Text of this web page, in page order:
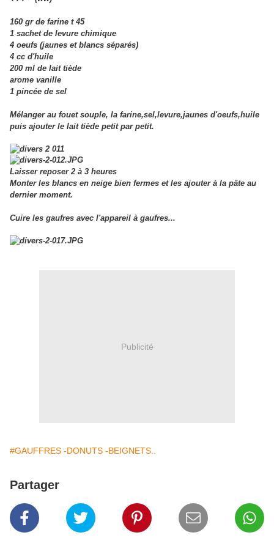
160 gr de farine t 45
1 sachet de levure chimique
4 oeufs (jaunes et blancs séparés)
4 cc d'huile
200 ml de lait tiède
arome vanille
1 pincée de sel
Mélanger au fouet souple, la farine,sel,levure,jaunes d'oeufs,huile
puis ajouter le lait tiède petit par petit.
Laisser reposer 2 à 3 heures
Monter les blancs en neige bien fermes et les ajouter à la pâte au
dernier moment.
Cuire les gaufres avec l'appareil à gaufres...
Publicité
#GAUFFRES -DONUTS -BEIGNETS..
Partager